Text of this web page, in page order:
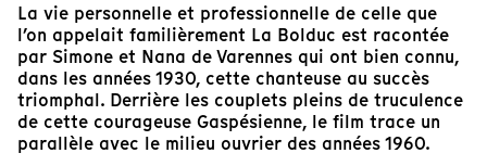
La vie personnelle et professionnelle de celle que
l’on appelait familièrement La Bolduc est racontée
par Simone et Nana de Varennes qui ont bien connu,
dans les années 1930, cette chanteuse au succès
triomphal. Derrière les couplets pleins de truculence
de cette courageuse Gaspésienne, le film trace un
parallèle avec le milieu ouvrier des années 1960.